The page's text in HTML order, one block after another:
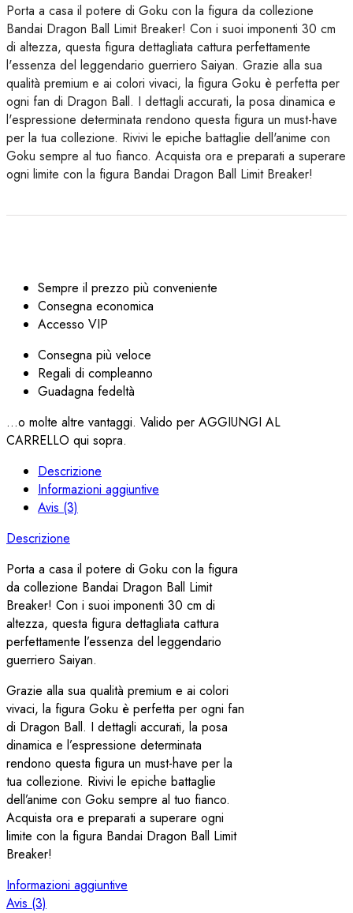
Porta a casa il potere di Goku con la figura da collezione
Bandai Dragon Ball Limit Breaker! Con i suoi imponenti 30 cm
di altezza, questa figura dettagliata cattura perfettamente
l'essenza del leggendario guerriero Saiyan. Grazie alla sua
qualità premium e ai colori vivaci, la figura Goku è perfetta per
ogni fan di Dragon Ball. I dettagli accurati, la posa dinamica e
l'espressione determinata rendono questa figura un must-have
per la tua collezione. Rivivi le epiche battaglie dell'anime con
Goku sempre al tuo fianco. Acquista ora e preparati a superare
ogni limite con la figura Bandai Dragon Ball Limit Breaker!
Sempre il prezzo più conveniente
Consegna economica
Accesso VIP
Consegna più veloce
Regali di compleanno
Guadagna fedeltà
...o molte altre vantaggi. Valido per AGGIUNGI AL
CARRELLO qui sopra.
Descrizione
Informazioni aggiuntive
Avis (3)
Descrizione
Porta a casa il potere di Goku con la figura
da collezione Bandai Dragon Ball Limit
Breaker! Con i suoi imponenti 30 cm di
altezza, questa figura dettagliata cattura
perfettamente l’essenza del leggendario
guerriero Saiyan.
Grazie alla sua qualità premium e ai colori
vivaci, la figura Goku è perfetta per ogni fan
di Dragon Ball. I dettagli accurati, la posa
dinamica e l’espressione determinata
rendono questa figura un must-have per la
tua collezione. Rivivi le epiche battaglie
dell’anime con Goku sempre al tuo fianco.
Acquista ora e preparati a superare ogni
limite con la figura Bandai Dragon Ball Limit
Breaker!
Informazioni aggiuntive
Avis (3)